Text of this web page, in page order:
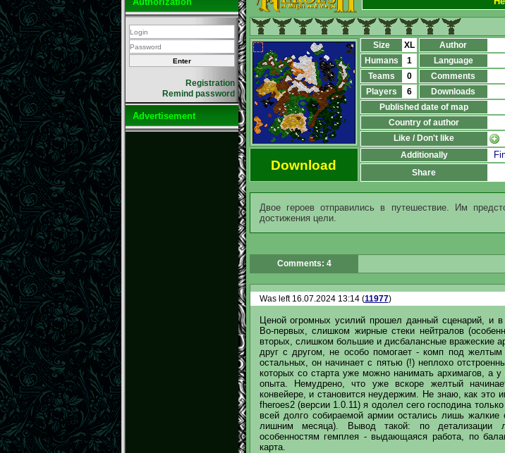
Registration
Remind password
Advertisement
Size
XL Author
Humans
1 Language
Teams
0 Comments
Players
6 Downloads
Published date of map
Country of author
Like / Don't like
Download
Additionally
Share
Двое героев отправились в путешествие. Им
достижения цели.
Comments: 4
Was left 16.07.2024 13:14 (11977)
Ценой огромных усилий прошел данный сценарий, и
Во-первых, слишком жирные стеки нейтралов
вторых, слишком большие и дисбалансные вражеские
друг с другом, не особо помогает - комп под
остальных, он начинает с пятью (!) неплохо
которых со старта уже можно нанимать архимагов, а
опыта. Немудрено, что уже вскоре желтый
конвейере, и становится неудержим. Не знаю, как это
fheroes2 (версии 1.0.11) я одолел сего господина
всей долго собираемой армии остались лишь
лишним месяца). Вывод такой: по детализации
особенностям гемплея - выдающаяся работа, по
карта.